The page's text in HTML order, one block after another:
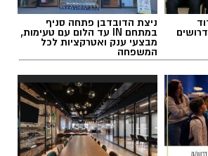
ניצת הדובדבן פתחה סניף
במתחם IN עד הלום עם טעימות,
מבצעי ענק ואטרקציות לכל
המשפחה